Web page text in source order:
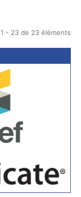
1 - 23 de 23 éléments